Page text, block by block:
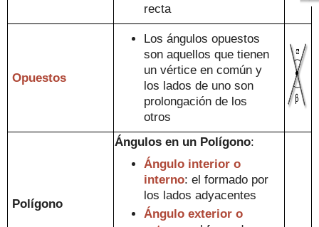
recta
Opuestos
Los ángulos opuestos
son aquellos que tienen
un vértice en común y
los lados de uno son
prolongación de los
otros
Polígono
Ángulos en un Polígono:
Ángulo interior o
interno: el formado por
los lados adyacentes
Ángulo exterior o